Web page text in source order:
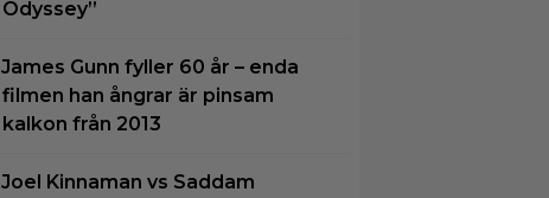
Odyssey”
James Gunn fyller 60 år – enda
filmen han ångrar är pinsam
kalkon från 2013
Joel Kinnaman vs Saddam